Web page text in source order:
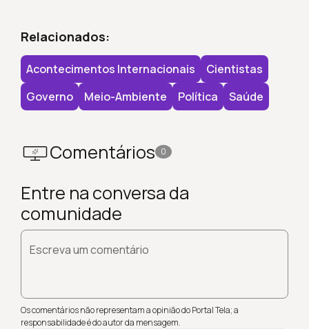
Relacionados:
Acontecimentos Internacionais
Cientistas
Governo
Meio-Ambiente Política Saúde
Comentários 0
Entre na conversa da
comunidade
Escreva um comentário
Os comentários não representam a opinião do Portal Tela; a
responsabilidade é do autor da mensagem.